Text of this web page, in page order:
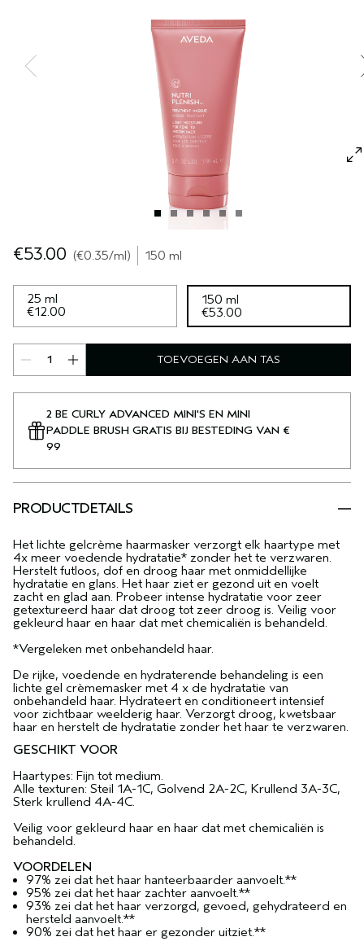
GEVOELIGE HOOFDHUID
ALLE COLLECTIES
€53.00 €0.35/ml 150 ml
25 ml
€12.00
150 ml
€53.00
TOEVOEGEN AAN TAS
2 BE CURLY ADVANCED MINI'S EN MINI
PADDLE BRUSH GRATIS BIJ BESTEDING VAN €
99
PRODUCTDETAILS
Het lichte gelcrème haarmasker verzorgt elk haartype met
4x meer voedende hydratatie* zonder het te verzwaren.
Herstelt futloos, dof en droog haar met onmiddellijke
hydratatie en glans. Het haar ziet er gezond uit en voelt
zacht en glad aan. Probeer intense hydratatie voor zeer
getextureerd haar dat droog tot zeer droog is. Veilig voor
gekleurd haar en haar dat met chemicaliën is behandeld.
*Vergeleken met onbehandeld haar.
De rijke, voedende en hydraterende behandeling is een
lichte gel crèmemasker met 4 x de hydratatie van
onbehandeld haar. Hydrateert en conditioneert intensief
voor zichtbaar weelderig haar. Verzorgt droog, kwetsbaar
haar en herstelt de hydratatie zonder het haar te verzwaren.
GESCHIKT VOOR
Haartypes: Fijn tot medium.
Alle texturen: Steil 1A-1C, Golvend 2A-2C, Krullend 3A-3C,
Sterk krullend 4A-4C.
Veilig voor gekleurd haar en haar dat met chemicaliën is
behandeld.
VOORDELEN
97% zei dat het haar hanteerbaarder aanvoelt.**
95% zei dat het haar zachter aanvoelt.**
93% zei dat het haar verzorgd, gevoed, gehydrateerd en
hersteld aanvoelt.**
90% zei dat het haar er gezonder uitziet.**